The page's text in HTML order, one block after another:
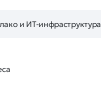
и ИТ-инфраструктура